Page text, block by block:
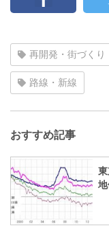
再開発・街づくり
路線・新線
おすすめ記事